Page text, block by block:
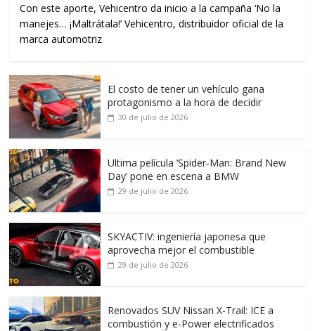
Con este aporte, Vehicentro da inicio a la campaña ‘No la
manejes… ¡Maltrátala!’ Vehicentro, distribuidor oficial de la
marca automotriz
El costo de tener un vehículo gana
protagonismo a la hora de decidir
30 de julio de 2026
Ultima película ‘Spider‑Man: Brand New
Day’ pone en escena a BMW
29 de julio de 2026
SKYACTIV: ingeniería japonesa que
aprovecha mejor el combustible
29 de julio de 2026
Renovados SUV Nissan X-Trail: ICE a
combustión y e-Power electrificados